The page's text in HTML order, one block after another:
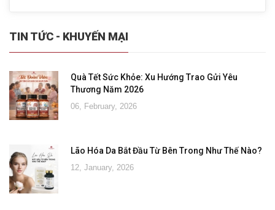
TIN TỨC - KHUYẾN MẠI
Quà Tết Sức Khỏe: Xu Hướng Trao Gửi Yêu
Thương Năm 2026
06, February, 2026
Lão Hóa Da Bắt Đầu Từ Bên Trong Như Thế Nào?
12, January, 2026